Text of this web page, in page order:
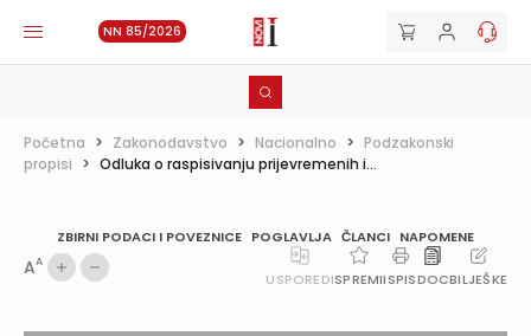
NN 85/2026
Početna > Zakonodavstvo > Nacionalno > Podzakonski
propisi > Odluka o raspisivanju prijevremenih i...
ZBIRNI PODACI I POVEZNICE POGLAVLJA ČLANCI NAPOMENE
AA
USPOREDISPREMIISPISDOCBILJEŠKE